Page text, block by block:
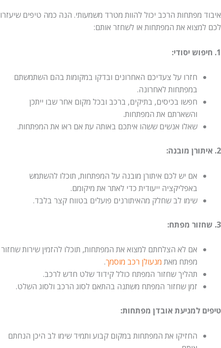
מפתחות הרכב יכול להוות מטרד משמעותי. הנה כמה טיפים שיעזרו
את המפתחות או לשחזר אותם:
חזרו על צעדיכם האחרונים ובדקו במקומות בהם השתמשתם
במפתחות לאחרונה.
חפשו בכיסים, בתיקים, ברכב ובכל מקום אחר שבו ייתכן
והשארתם את המפתחות.
שאלו אנשים ששהו איתכם באותה עת אם ראו את המפתחות.
אם יש לכם איתורן מובנה על המפתחות, תוכלו להשתמש
באפליקציה ייעודית כדי לאתר את מיקומם.
שימו לב שחלק מהאיתורנים פועלים בטווח קצר בלבד.
אם לא הצלחתם למצוא את המפתחות, תוכלו להזמין שירות שחזור
מפתח מאת מנעולן רכב מוסמך.
תהליך שחזור המפתח כולל קידוד שלט חדש לרכב.
זמן שחזור המפתח משתנה בהתאם לסוג הרכב ולסוג השלט.
למניעת אובדן מפתחות:
החזיקו את המפתחות במקום קבוע ותמיד שימו לב היכן הנחתם